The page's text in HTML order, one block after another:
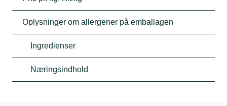
Oplysninger om allergener på emballagen
Ingredienser
Næringsindhold